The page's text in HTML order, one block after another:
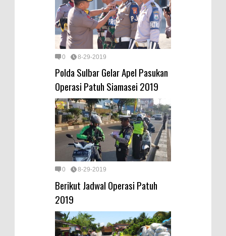
0 8-29-2019
Polda Sulbar Gelar Apel Pasukan
Operasi Patuh Siamasei 2019
0 8-29-2019
Berikut Jadwal Operasi Patuh
2019